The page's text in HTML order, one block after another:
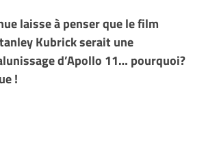
laisse à penser que le film
Kubrick serait une
d’Apollo 11… pourquoi?
!